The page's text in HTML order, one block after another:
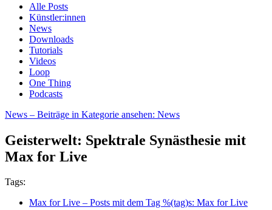
Alle Posts
Künstler:innen
News
Downloads
Tutorials
Videos
Loop
One Thing
Podcasts
News – Beiträge in Kategorie ansehen: News
Geisterwelt: Spektrale Synästhesie mit
Max for Live
Tags:
Max for Live – Posts mit dem Tag %(tag)s: Max for Live